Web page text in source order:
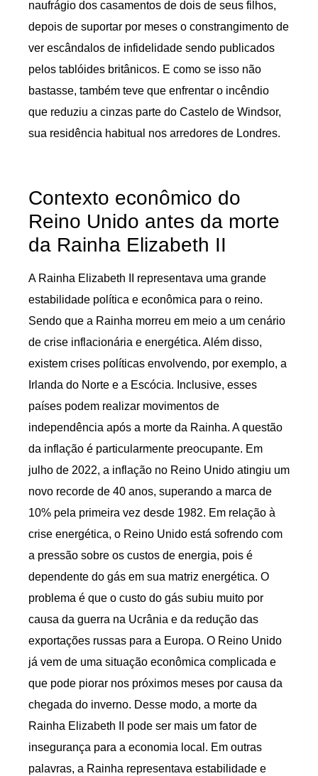
naufrágio dos casamentos de dois de seus filhos,
depois de suportar por meses o constrangimento de
ver escândalos de infidelidade sendo publicados
pelos tablóides britânicos. E como se isso não
bastasse, também teve que enfrentar o incêndio
que reduziu a cinzas parte do Castelo de Windsor,
sua residência habitual nos arredores de Londres.
Contexto econômico do
Reino Unido antes da morte
da Rainha Elizabeth II
A Rainha Elizabeth II representava uma grande
estabilidade política e econômica para o reino.
Sendo que a Rainha morreu em meio a um cenário
de crise inflacionária e energética. Além disso,
existem crises políticas envolvendo, por exemplo, a
Irlanda do Norte e a Escócia. Inclusive, esses
países podem realizar movimentos de
independência após a morte da Rainha. A questão
da inflação é particularmente preocupante. Em
julho de 2022, a inflação no Reino Unido atingiu um
novo recorde de 40 anos, superando a marca de
10% pela primeira vez desde 1982. Em relação à
crise energética, o Reino Unido está sofrendo com
a pressão sobre os custos de energia, pois é
dependente do gás em sua matriz energética. O
problema é que o custo do gás subiu muito por
causa da guerra na Ucrânia e da redução das
exportações russas para a Europa. O Reino Unido
já vem de uma situação econômica complicada e
que pode piorar nos próximos meses por causa da
chegada do inverno. Desse modo, a morte da
Rainha Elizabeth II pode ser mais um fator de
insegurança para a economia local. Em outras
palavras, a Rainha representava estabilidade e